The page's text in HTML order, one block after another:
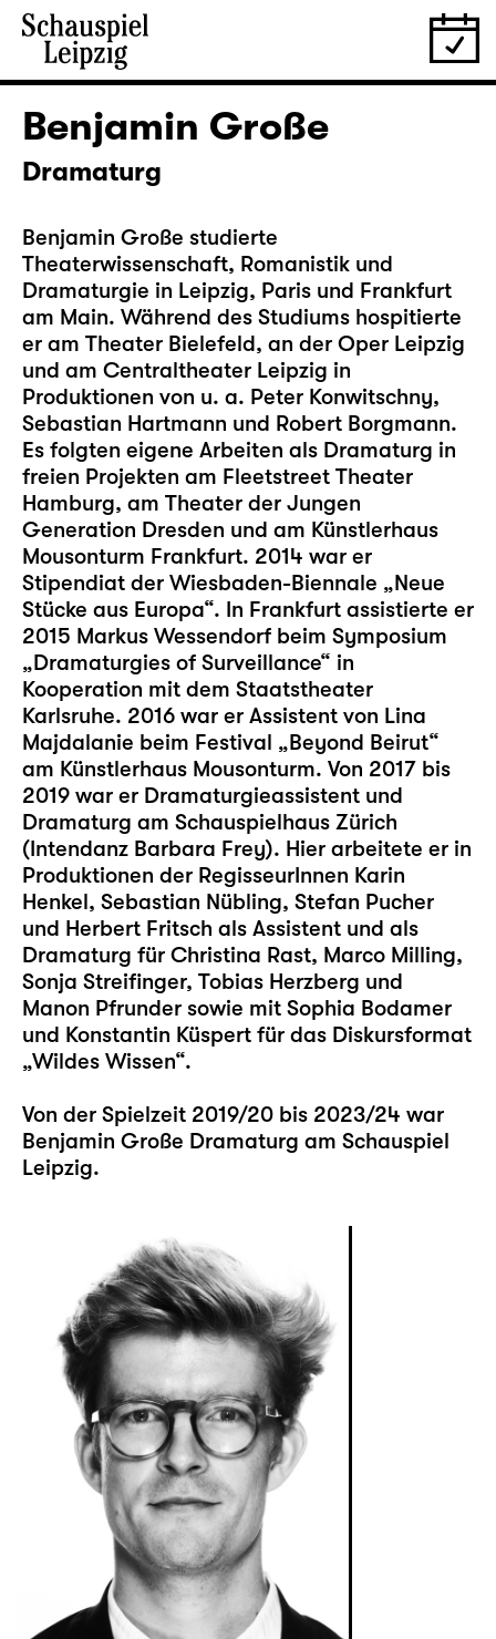
Benjamin Große
Dramaturg
Benjamin Große studierte
Theaterwissenschaft, Romanistik und
Dramaturgie in Leipzig, Paris und Frankfurt
am Main. Während des Studiums hospitierte
er am Theater Bielefeld, an der Oper Leipzig
und am Centraltheater Leipzig in
Produktionen von u. a. Peter Konwitschny,
Sebastian Hartmann und Robert Borgmann.
Es folgten eigene Arbeiten als Dramaturg in
freien Projekten am Fleetstreet Theater
Hamburg, am Theater der Jungen
Generation Dresden und am Künstlerhaus
Mousonturm Frankfurt. 2014 war er
Stipendiat der Wiesbaden-Biennale „Neue
Stücke aus Europa“. In Frankfurt assistierte er
2015 Markus Wessendorf beim Symposium
„Dramaturgies of Surveillance“ in
Kooperation mit dem Staatstheater
Karlsruhe. 2016 war er Assistent von Lina
Majdalanie beim Festival „Beyond Beirut“
am Künstlerhaus Mousonturm. Von 2017 bis
2019 war er Dramaturgieassistent und
Dramaturg am Schauspielhaus Zürich
(Intendanz Barbara Frey). Hier arbeitete er in
Produktionen der RegisseurInnen Karin
Henkel, Sebastian Nübling, Stefan Pucher
und Herbert Fritsch als Assistent und als
Dramaturg für Christina Rast, Marco Milling,
Sonja Streifinger, Tobias Herzberg und
Manon Pfrunder sowie mit Sophia Bodamer
und Konstantin Küspert für das Diskursformat
„Wildes Wissen“.
Von der Spielzeit 2019/20 bis 2023/24 war
Benjamin Große Dramaturg am Schauspiel
Leipzig.